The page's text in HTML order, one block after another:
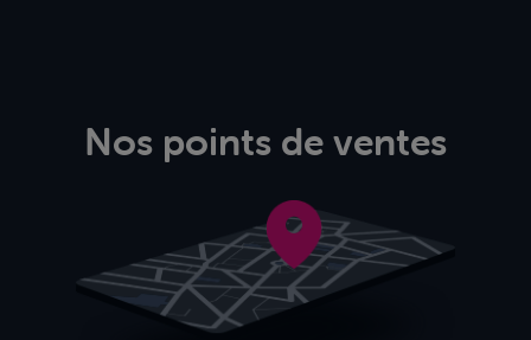
Nos points de ventes